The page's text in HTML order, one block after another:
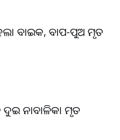
ବାଇକ, ବାପ-ପୁଅ ମୃତ
ନାବାଳିକା ମୃତ